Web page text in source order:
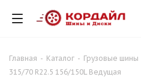
Главная - Каталог - Грузовые шины
315/70 R22.5 156/150L Ведущая